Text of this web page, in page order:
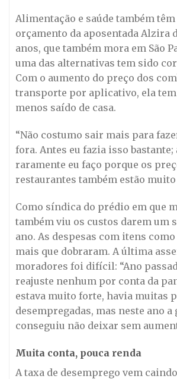
Alimentação e saúde também
orçamento da aposentada Alzira
anos, que também mora em São
uma das alternativas tem sido
Com o aumento do preço dos
transporte por aplicativo, ela tem
menos saído de casa.
“Não costumo sair mais para
fora. Antes eu fazia isso
raramente eu faço porque os
restaurantes também estão muito
Como síndica do prédio em que
também viu os custos darem um
ano. As despesas com itens como
mais que dobraram. A última
moradores foi difícil: “Ano
reajuste nenhum por conta da
estava muito forte, havia muitas
desempregadas, mas neste ano a
conseguiu não deixar sem
Muita conta, pouca renda
A taxa de desemprego vem caindo